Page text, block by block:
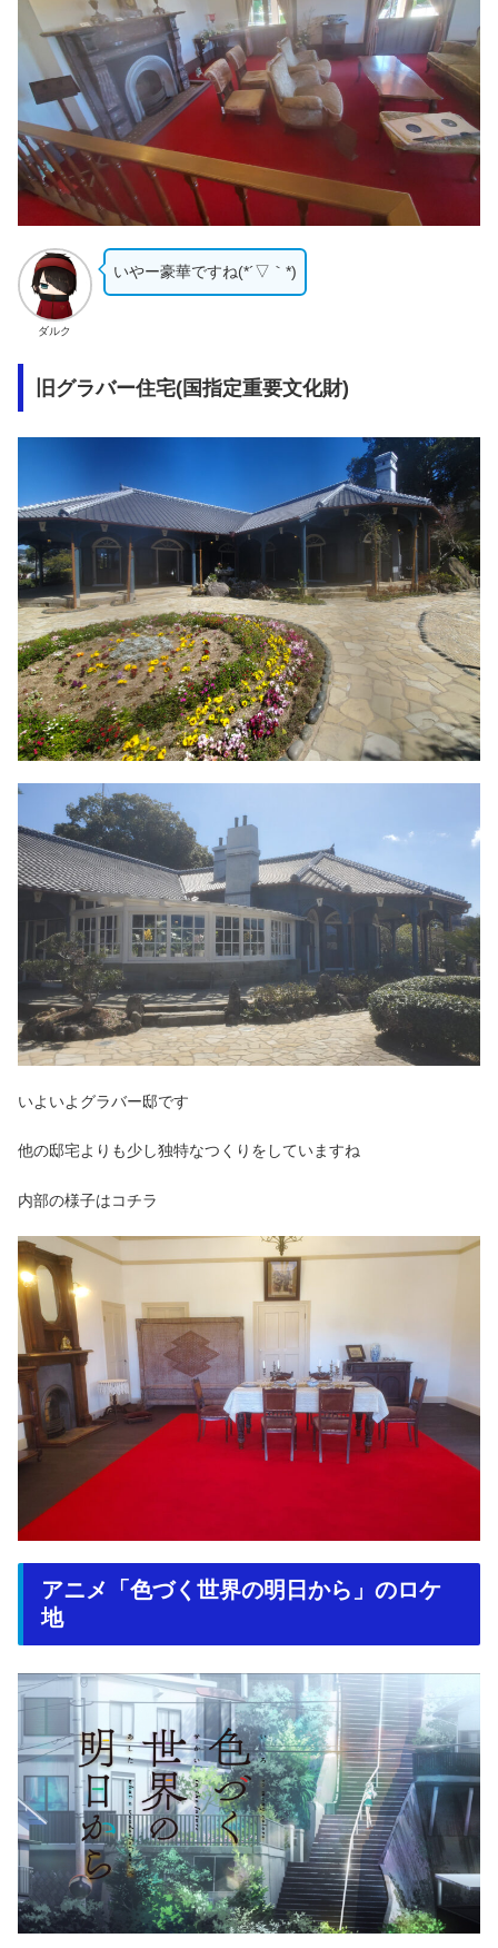
ダルク
いやー豪華ですね(*´▽｀*)
旧グラバー住宅(国指定重要文化財)
いよいよグラバー邸です
他の邸宅よりも少し独特なつくりをしていますね
内部の様子はコチラ
アニメ「色づく世界の明日から」のロケ
地